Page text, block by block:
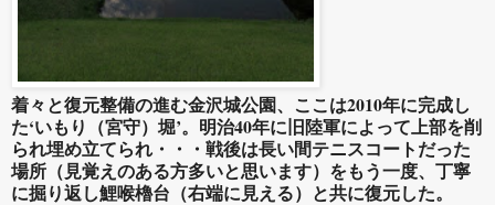
着々と復元整備の進む金沢城公園、ここは2010年に完成し
た‘いもり（宮守）堀’。明治40年に旧陸軍によって上部を削
られ埋め立てられ・・・戦後は長い間テニスコートだった
場所（見覚えのある方多いと思います）をもう一度、丁寧
に掘り返し鯉喉櫓台（右端に見える）と共に復元した。